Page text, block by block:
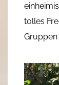
tolles